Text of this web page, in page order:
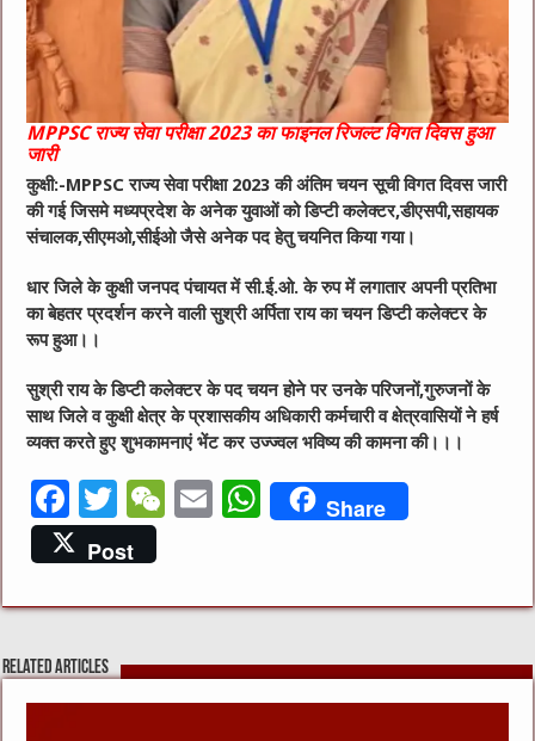
MPPSC राज्य सेवा परीक्षा 2023 का फाइनल रिजल्ट विगत दिवस हुआ
जारी
कुक्षी:-MPPSC राज्य सेवा परीक्षा 2023 की अंतिम चयन सूची विगत दिवस जारी
की गई जिसमे मध्यप्रदेश के अनेक युवाओं को डिप्टी कलेक्टर,डीएसपी,सहायक
संचालक,सीएमओ,सीईओ जैसे अनेक पद हेतु चयनित किया गया।
धार जिले के कुक्षी जनपद पंचायत में सी.ई.ओ. के रुप में लगातार अपनी प्रतिभा
का बेहतर प्रदर्शन करने वाली सुश्री अर्पिता राय का चयन डिप्टी कलेक्टर के
रूप हुआ।।
सुश्री राय के डिप्टी कलेक्टर के पद चयन होने पर उनके परिजनों,गुरुजनों के
साथ जिले व कुक्षी क्षेत्र के प्रशासकीय अधिकारी कर्मचारी व क्षेत्रवासियों ने हर्ष
व्यक्त करते हुए शुभकामनाएं भेंट कर उज्ज्वल भविष्य की कामना की।।।
F
a
c
e
b
o
T
w
it
te
W
h
E
l
W
s
p
Share
Post
Related Articles